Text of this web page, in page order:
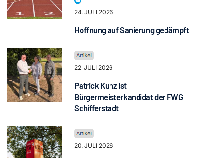
24. JULI 2026
Hoffnung auf Sanierung gedämpft
22. JULI 2026
Patrick Kunz ist
Bürgermeisterkandidat der FWG
Schifferstadt
20. JULI 2026